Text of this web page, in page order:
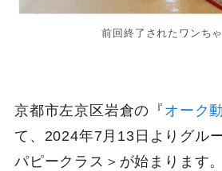
前回終了されたワンち
京都市左京区岩倉の『 オーク
て、2024年7月13日よりグル
パピークラス＞が始まります。